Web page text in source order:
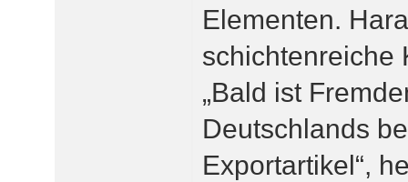
Elementen.
schichtenreiche
„Bald ist
Deutschlands
Exportartikel“,